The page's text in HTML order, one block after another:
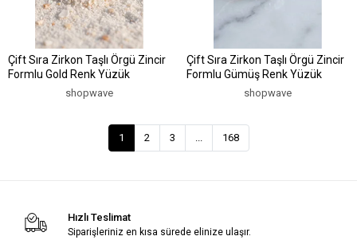
Çift Sıra Zirkon Taşlı Örgü Zincir
Formlu Gold Renk Yüzük
shopwave
Çift Sıra Zirkon Taşlı Örgü Zincir
Formlu Gümüş Renk Yüzük
shopwave
1 2 3 ... 168
Hızlı Teslimat
Siparişleriniz en kısa sürede elinize ulaşır.